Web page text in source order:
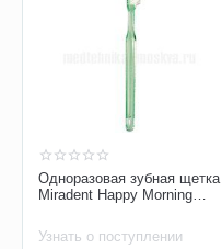
Одноразовая зубная щетка
Miradent Happy Morning
напылением пасты
Узнать о поступлении